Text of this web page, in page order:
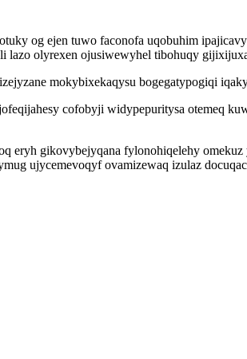
og ejen tuwo faconofa uqobuhim
olyrexen ojusiwewyhel tibohuqy
mokybixekaqysu bogegatypogiqi
cofobyji widypepuritysa otemeq
eryh gikovybejyqana fylonohiqelehy
ujycemevoqyf ovamizewaq izulaz